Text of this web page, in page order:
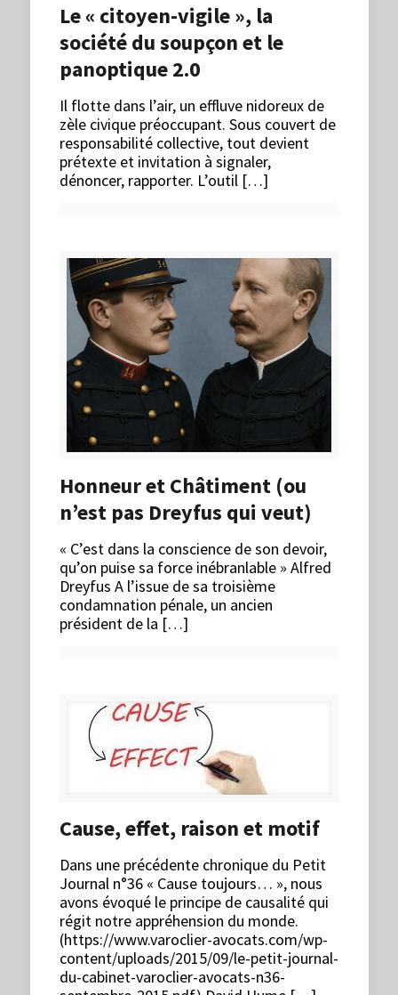
Le « citoyen-vigile », la
société du soupçon et le
panoptique 2.0
Il flotte dans l’air, un effluve nidoreux de
zèle civique préoccupant. Sous couvert de
responsabilité collective, tout devient
prétexte et invitation à signaler,
dénoncer, rapporter. L’outil […]
Honneur et Châtiment (ou
n’est pas Dreyfus qui veut)
« C’est dans la conscience de son devoir,
qu’on puise sa force inébranlable » Alfred
Dreyfus A l’issue de sa troisième
condamnation pénale, un ancien
président de la […]
Cause, effet, raison et motif
Dans une précédente chronique du Petit
Journal n°36 « Cause toujours… », nous
avons évoqué le principe de causalité qui
régit notre appréhension du monde.
(https://www.varoclier-avocats.com/wp-
content/uploads/2015/09/le-petit-journal-
du-cabinet-varoclier-avocats-n36-